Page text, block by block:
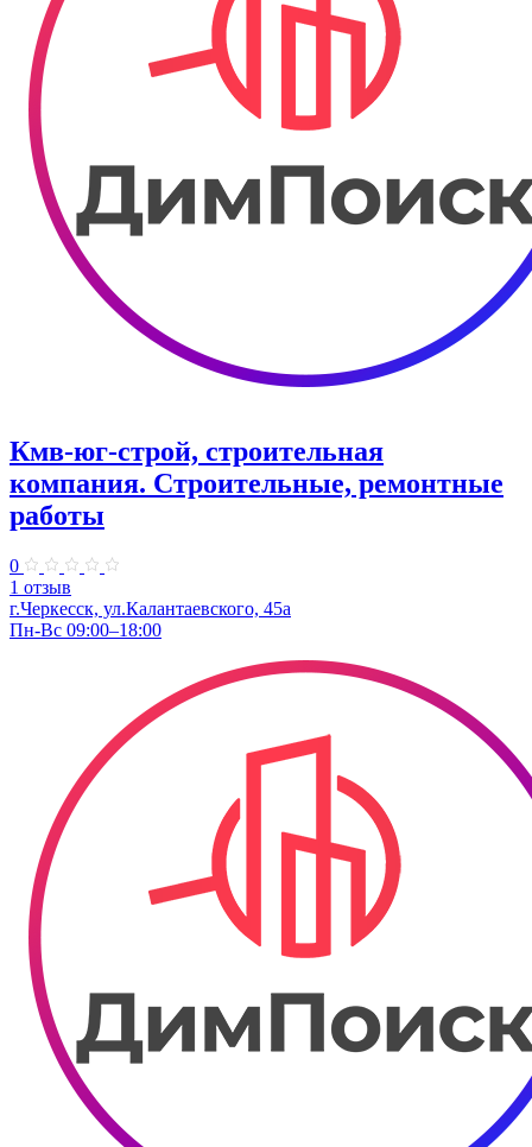
Кмв-юг-строй, строительная
компания. Строительные, ремонтные
работы
0
1 отзыв
г.Черкесск, ул.Калантаевского, 45а
Пн-Вс 09:00–18:00